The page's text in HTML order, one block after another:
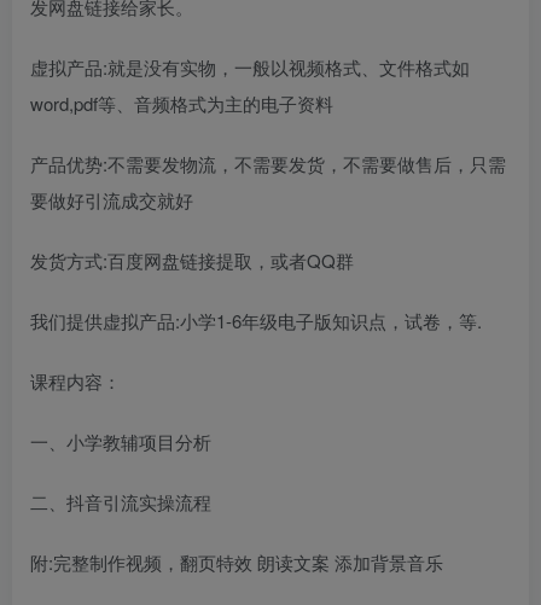
发网盘链接给家长。
虚拟产品:就是没有实物，一般以视频格式、文件格式如
word,pdf等、音频格式为主的电子资料
产品优势:不需要发物流，不需要发货，不需要做售后，只需
要做好引流成交就好
发货方式:百度网盘链接提取，或者QQ群
我们提供虚拟产品:小学1-6年级电子版知识点，试卷，等.
课程内容：
一、小学教辅项目分析
二、抖音引流实操流程
附:完整制作视频，翻页特效 朗读文案 添加背景音乐